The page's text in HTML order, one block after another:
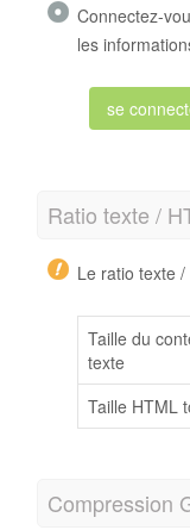
Connectez-
les
se
Ratio texte /
Le ratio texte
Taille du
texte
Taille HTML
Compression